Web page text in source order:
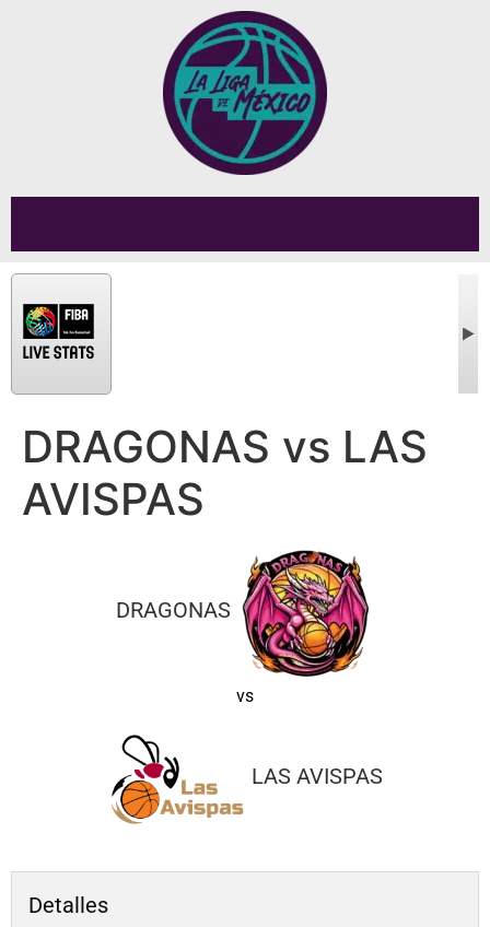
DRAGONAS vs LAS
AVISPAS
DRAGONAS
vs
LAS AVISPAS
Detalles